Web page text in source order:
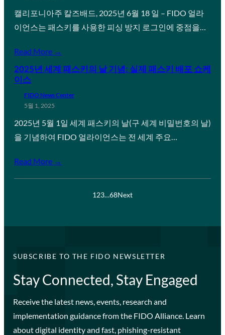
캘리포니아주 칼즈배드, 2025년 6월 18 일 – FIDO 얼라
이언스는 패스키를 사용한 피싱 방지 로그인에 중점을…
Read More →
2025년 세계 패스키의 날 기념: 실제 패스키 배포 쇼케
이스
FIDO News Center
5월 1, 2025
2025년 5월 1일 세계 패스키의 날(구 세계 비밀번호의 날)
을 기념하여 FIDO 얼라이언스는 전 세계 주요…
Read More →
123…68Next
SUBSCRIBE TO THE FIDO NEWSLETTER
Stay Connected, Stay Engaged
Receive the latest news, events, research and
implementation guidance from the FIDO Alliance. Learn
about digital identity and fast, phishing-resistant